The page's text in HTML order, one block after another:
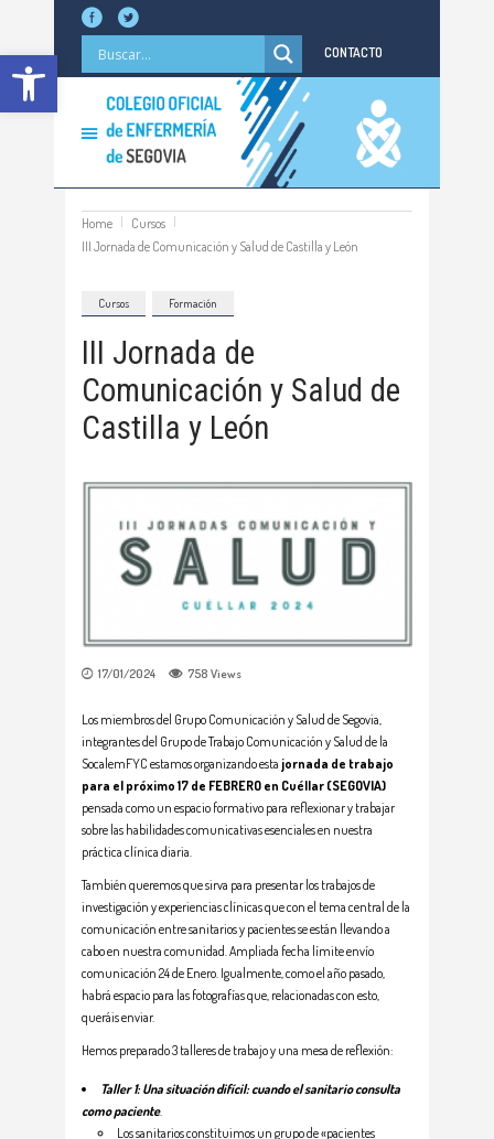
Abrir barra de herramientas CONTACTO
Home
Cursos
III Jornada de Comunicación y Salud de Castilla y León
Cursos Formación
III Jornada de
Comunicación y Salud de
Castilla y León
17/01/2024 758 Views
Los miembros del Grupo Comunicación y Salud de Segovia,
integrantes del Grupo de Trabajo Comunicación y Salud de la
SocalemFYC estamos organizando esta jornada de trabajo
para el próximo 17 de FEBRERO en Cuéllar (SEGOVIA)
pensada como un espacio formativo para reflexionar y trabajar
sobre las habilidades comunicativas esenciales en nuestra
práctica clínica diaria.
También queremos que sirva para presentar los trabajos de
investigación y experiencias clínicas que con el tema central de la
comunicación entre sanitarios y pacientes se están llevando a
cabo en nuestra comunidad. Ampliada fecha límite envío
comunicación 24 de Enero. Igualmente, como el año pasado,
habrá espacio para las fotografías que, relacionadas con esto,
queráis enviar.
Hemos preparado 3 talleres de trabajo y una mesa de reflexión:
Taller 1: Una situación difícil: cuando el sanitario consulta
como paciente.
Los sanitarios constituimos un grupo de «pacientes